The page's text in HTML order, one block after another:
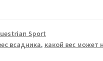
Sport
всадника, какой вес может